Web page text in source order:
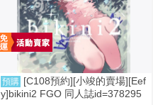
預購 [C108預約][小竣的賣場][Eef
y]bikini2 FGO 同人誌id=378295